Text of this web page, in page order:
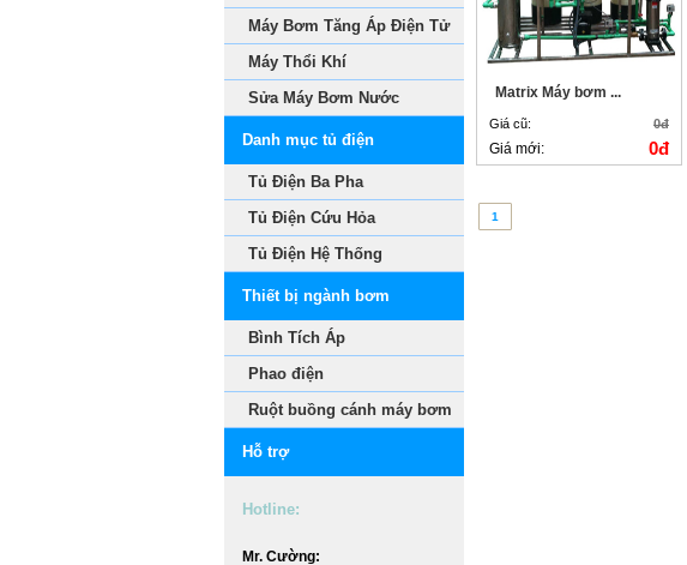
Máy Bơm Tăng Áp Điện Tử
Máy Thổi Khí
Sửa Máy Bơm Nước
Danh mục tủ điện
Tủ Điện Ba Pha
Tủ Điện Cứu Hỏa
Tủ Điện Hệ Thống
Thiết bị ngành bơm
Bình Tích Áp
Phao điện
Ruột buồng cánh máy bơm
Hỗ trợ
Hotline:
Mr. Cường:
Matrix Máy bơm ...
Giá cũ: 0đ
Giá mới: 0đ
1